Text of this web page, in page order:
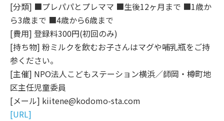
[分類] ■プレパパとプレママ ■生後12ヶ月まで ■1歳か
ら3歳まで ■4歳から6歳まで
[費用] 登録料300円(初回のみ)
[持ち物] 粉ミルクを飲むお子さんはマグや哺乳瓶をご持
参ください。
[主催] NPO法人こどもステーション横浜／師岡・樽町地
区主任児童委員
[メール] kiitene@kodomo-sta.com
[URL]